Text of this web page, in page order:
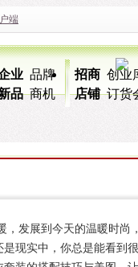
端
业 品牌
品 商机
招商 创业
店铺 订货
，发展到今天的温暖时尚
现实中，你总是能看到